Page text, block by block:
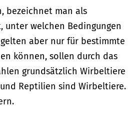
bezeichnet man als
unter welchen Bedingungen
aber nur für bestimmte
können, sollen durch das
grundsätzlich Wirbeltiere
Reptilien sind Wirbeltiere.